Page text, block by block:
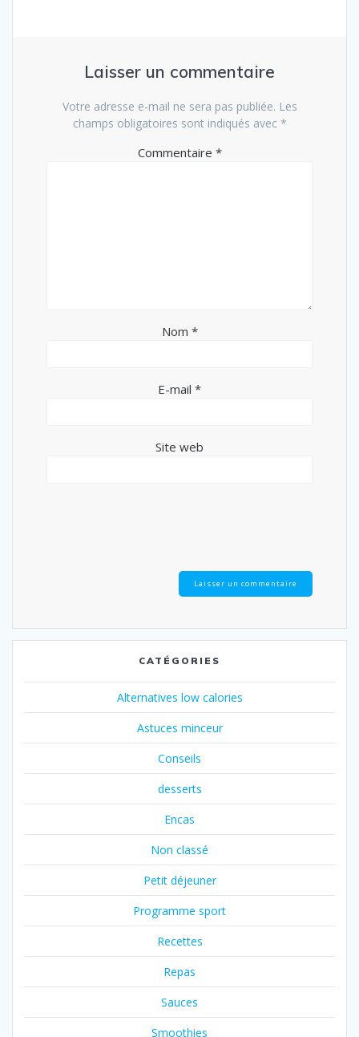
Laisser un commentaire
Votre adresse e-mail ne sera pas publiée. Les
champs obligatoires sont indiqués avec *
Commentaire *
Nom *
E-mail *
Site web
CATÉGORIES
Alternatives low calories
Astuces minceur
Conseils
desserts
Encas
Non classé
Petit déjeuner
Programme sport
Recettes
Repas
Sauces
Smoothies